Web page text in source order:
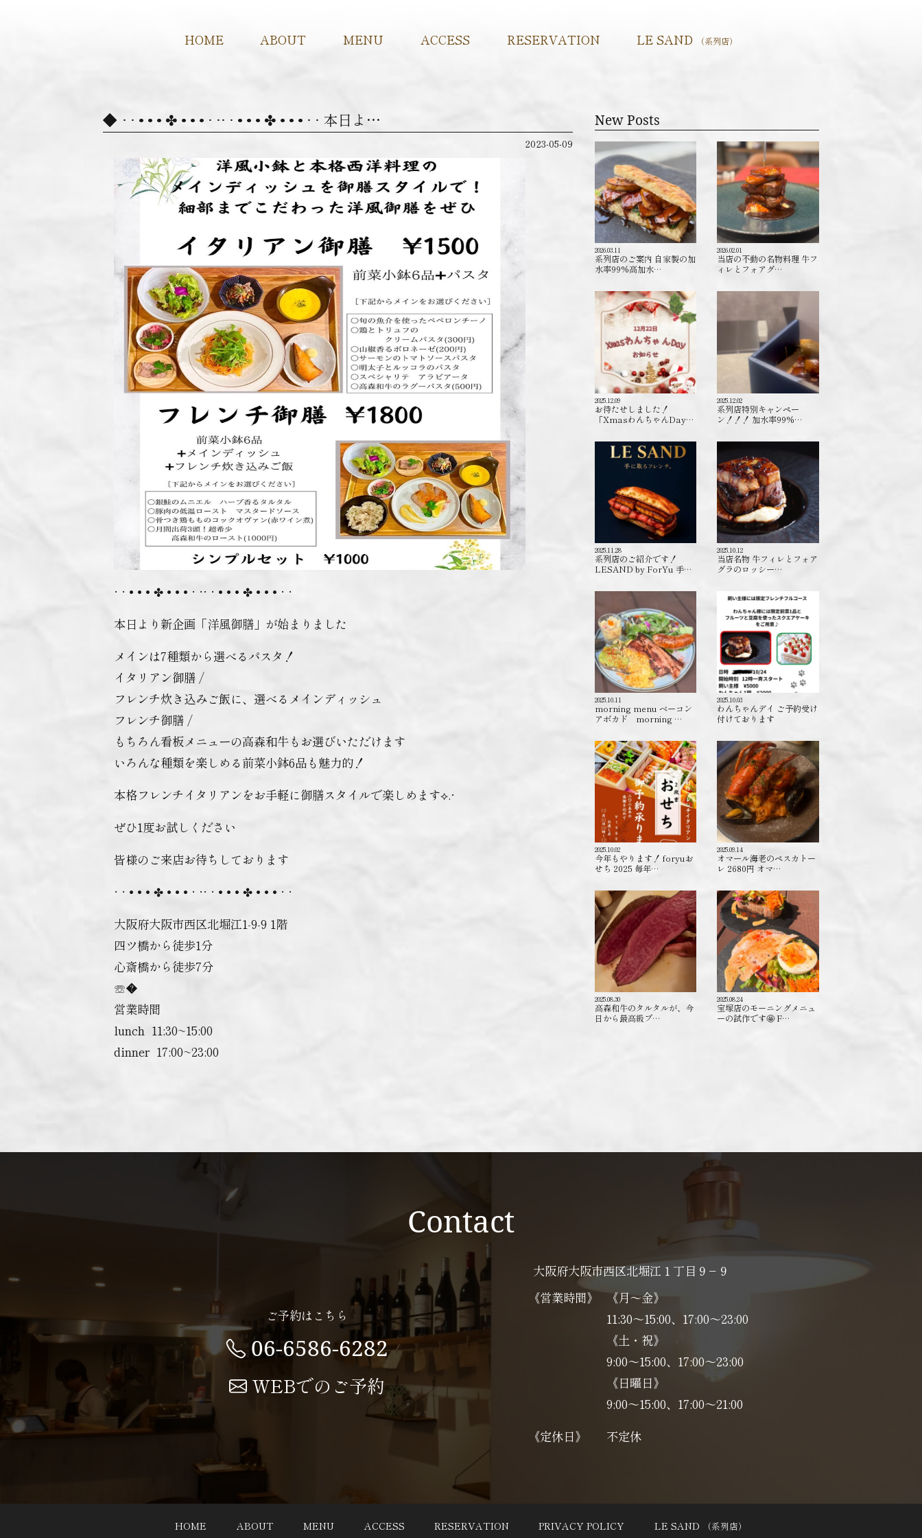
HOME ABOUT MENU ACCESS RESERVATION LE SAND （系列店）
· · • • • ✤ • • • · ·· · • • • ✤ • • • · · 本日よ…
2023-05-09
· · • • • ✤ • • • · ·· · • • • ✤ • • • · ·
本日より新企画「洋風御膳」が始まりました
メインは7種類から選べるパスタ！
イタリアン御膳 /
フレンチ炊き込みご飯に、選べるメインディッシュ
フレンチ御膳 /
もちろん看板メニューの高森和牛もお選びいただけます️
いろんな種類を楽しめる前菜小鉢6品も魅力的！
本格フレンチイタリアンをお手軽に御膳スタイルで楽しめます⟡.·
ぜひ1度お試しください
皆様のご来店お待ちしております
· · • • • ✤ • • • · ·· · • • • ✤ • • • · ·
大阪府大阪市西区北堀江1-9-9 1階
四ツ橋から徒歩1分
心斎橋から徒歩7分
☏�
営業時間
lunch ︎ 11:30~15:00
dinner ︎ 17:00~23:00
New Posts
2026.03.11
系列店のご案内 自家製の加
水率99%高加水…
2026.02.01
当店の不動の名物料理 牛フ
ィレとフォアグ…
2025.12.09
お待たせしました！
「XmasわんちゃんDay…
2025.12.02
系列店特別キャンペー
ン！！！ 加水率99%…
2025.11.28
系列店のご紹介です！
LESAND by ForYu 手…
2025.10.12
当店名物 牛フィレとフォア
グラのロッシー…
2025.10.11
morning menu ベーコン
アボカド morning …
2025.10.03
わんちゃんデイ ご予約受け
付けております️
2025.10.02
今年もやります！ foryuお
せち 2025 毎年…
2025.09.14
オマール海老のペスカトー
レ 2680円 オマ…
2025.08.30
高森和牛のタルタルが、今
日から最高級ブ…
2025.08.24
宝塚店のモーニングメニュ
ーの試作です🤩 F…
Contact
ご予約はこちら
06-6586-6282
WEBでのご予約
大阪府大阪市西区北堀江１丁目９−９
《営業時間》
《月～金》
11:30～15:00、17:00～23:00
《土・祝》
9:00～15:00、17:00〜23:00
《日曜日》
9:00～15:00、17:00〜21:00
《定休日》
不定休
HOME ABOUT MENU ACCESS RESERVATION PRIVACY POLICY LE SAND （系列店）